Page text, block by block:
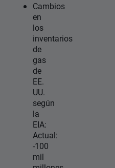
Cambios
en
los
inventarios
de
gas
de
EE.
UU.
según
la
EIA:
Actual:
-100
mil